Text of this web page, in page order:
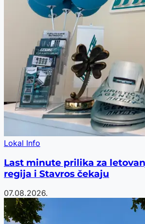
Lokal Info
Last minute prilika za
regija i Stavros čekaju
07.08.2026.